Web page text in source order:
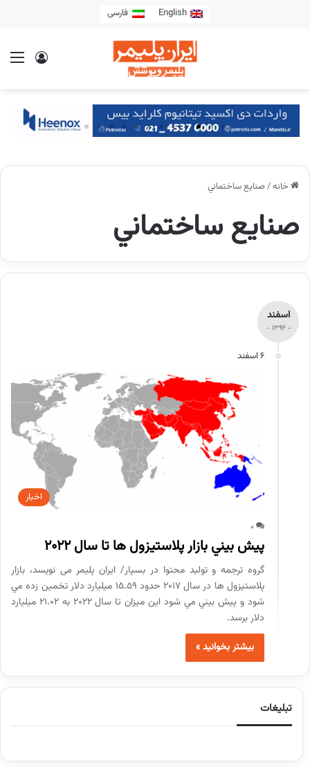
English فارسی
خانه/صنايع ساختماني
صنايع ساختماني
اسفند
- 1396 -
6 اسفند
اخبار
0
پيش بيني بازار پلاستيزول ها تا سال 2022
گروه ترجمه و تولید محتوا در بسپار/ ایران پلیمر می نویسد، بازار
پلاستيزول ها در سال 2017 حدود 15.59 ميليارد دلار تخمين زده مي
شود و پيش بيني مي شود اين ميزان تا سال 2022 به 21.02 ميليارد
دلار برسد.
بیشتر بخوانید »
تبلیغات